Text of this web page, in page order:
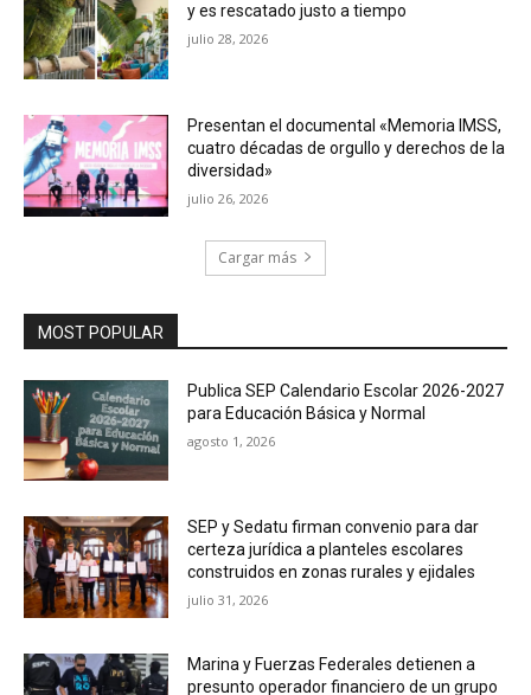
y es rescatado justo a tiempo
julio 28, 2026
Presentan el documental «Memoria IMSS,
cuatro décadas de orgullo y derechos de la
diversidad»
julio 26, 2026
Cargar más
MOST POPULAR
Publica SEP Calendario Escolar 2026-2027
para Educación Básica y Normal
agosto 1, 2026
SEP y Sedatu firman convenio para dar
certeza jurídica a planteles escolares
construidos en zonas rurales y ejidales
julio 31, 2026
Marina y Fuerzas Federales detienen a
presunto operador financiero de un grupo